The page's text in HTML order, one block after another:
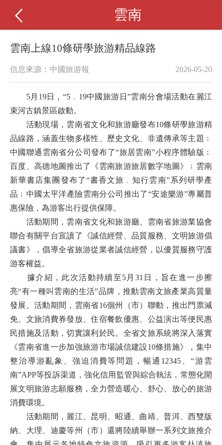
雲南
雲南上線10條研學旅游精品線路
信息來源：中國旅游報 2026-05-20
5月19日，“5﹒19中國旅游日”雲南分會場活動在麗江
束河古鎮景區啟動。
活動現場，雲南省文化和旅游廳發布10條研學旅游精
品線路，涵蓋生物多樣性、歷史文化、非遺傳承等主題﹔
中國聯通雲南省分公司發布了“旅居雲南”小程序體驗版﹔
百度、高德地圖推出了《雲南旅游旅居數字地圖》﹔雲南
新華書店集團發布了“書香文旅﹒知行雲南”系列研學產
品﹔中國太平洋產險雲南分公司推出了“安途樂游”專屬普
惠保險，為游客出行提供保障。
活動期間，雲南省文化和旅游廳、雲南省旅游業協會
聯合有關平台宣讀了《誠信經營、品質服務、文明旅游倡
議書》，倡導全省旅游從業者誠信經營，以優質服務守護
游客權益。
據介紹，此次活動持續至5月31日，旨在進一步擦
亮“有一種叫雲南的生活”品牌，推動雲南文旅產業高質量
發展。活動期間，雲南省16個州（市）聯動，推出門票減
免、文旅消費券發放、住宿餐飲優惠、公益演出等便民惠
民措施及活動，切實讓利於民。全省文旅系統將深入落實
《雲南省進一步加強旅游市場誠信建設10條措施》，集中
整治導游亂象、強迫消費等問題，暢通12345、“游雲
南”APP等投訴渠道，強化信用監管與綜合執法，常態化開
展文明旅游志願服務，全力營造暖心、舒心、放心的旅游
消費環境。
活動期間，麗江、昆明、昭通、曲靖、普洱、西雙版
納、大理、迪慶等州（市）還將陸續舉辦一系列文旅推介